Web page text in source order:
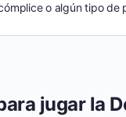
jugar la
o algún tipo de